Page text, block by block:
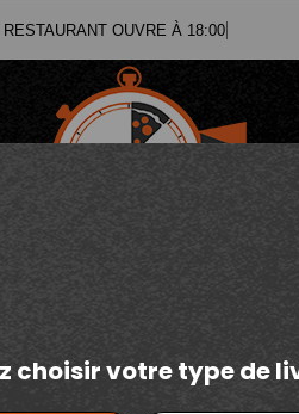
RESTAURANT OUVRE À 18:00